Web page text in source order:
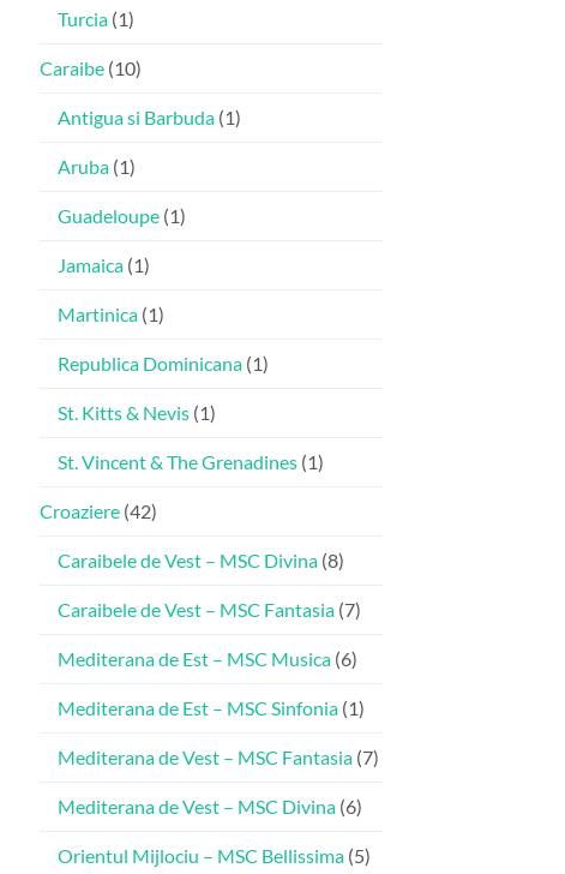
Turcia (1)
Caraibe (10)
Antigua si Barbuda (1)
Aruba (1)
Guadeloupe (1)
Jamaica (1)
Martinica (1)
Republica Dominicana (1)
St. Kitts & Nevis (1)
St. Vincent & The Grenadines (1)
Croaziere (42)
Caraibele de Vest – MSC Divina (8)
Caraibele de Vest – MSC Fantasia (7)
Mediterana de Est – MSC Musica (6)
Mediterana de Est – MSC Sinfonia (1)
Mediterana de Vest – MSC Fantasia (7)
Mediterana de Vest – MSC Divina (6)
Orientul Mijlociu – MSC Bellissima (5)